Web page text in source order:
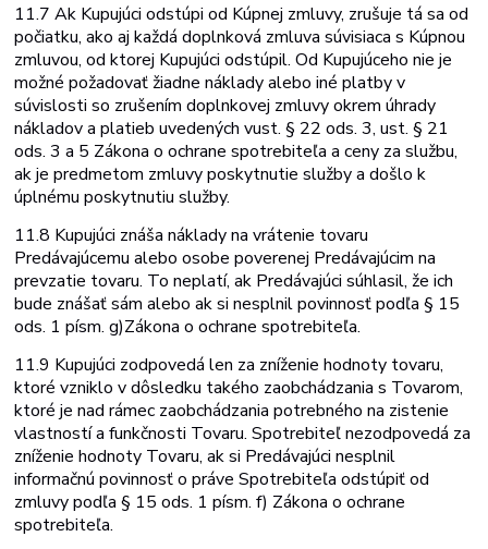
11.7 Ak Kupujúci odstúpi od Kúpnej zmluvy, zrušuje tá sa od
počiatku, ako aj každá doplnková zmluva súvisiaca s Kúpnou
zmluvou, od ktorej Kupujúci odstúpil. Od Kupujúceho nie je
možné požadovať žiadne náklady alebo iné platby v
súvislosti so zrušením doplnkovej zmluvy okrem úhrady
nákladov a platieb uvedených vust. § 22 ods. 3, ust. § 21
ods. 3 a 5 Zákona o ochrane spotrebiteľa a ceny za službu,
ak je predmetom zmluvy poskytnutie služby a došlo k
úplnému poskytnutiu služby.
11.8 Kupujúci znáša náklady na vrátenie tovaru
Predávajúcemu alebo osobe poverenej Predávajúcim na
prevzatie tovaru. To neplatí, ak Predávajúci súhlasil, že ich
bude znášať sám alebo ak si nesplnil povinnosť podľa § 15
ods. 1 písm. g)Zákona o ochrane spotrebiteľa.
11.9 Kupujúci zodpovedá len za zníženie hodnoty tovaru,
ktoré vzniklo v dôsledku takého zaobchádzania s Tovarom,
ktoré je nad rámec zaobchádzania potrebného na zistenie
vlastností a funkčnosti Tovaru. Spotrebiteľ nezodpovedá za
zníženie hodnoty Tovaru, ak si Predávajúci nesplnil
informačnú povinnosť o práve Spotrebiteľa odstúpiť od
zmluvy podľa § 15 ods. 1 písm. f) Zákona o ochrane
spotrebiteľa.